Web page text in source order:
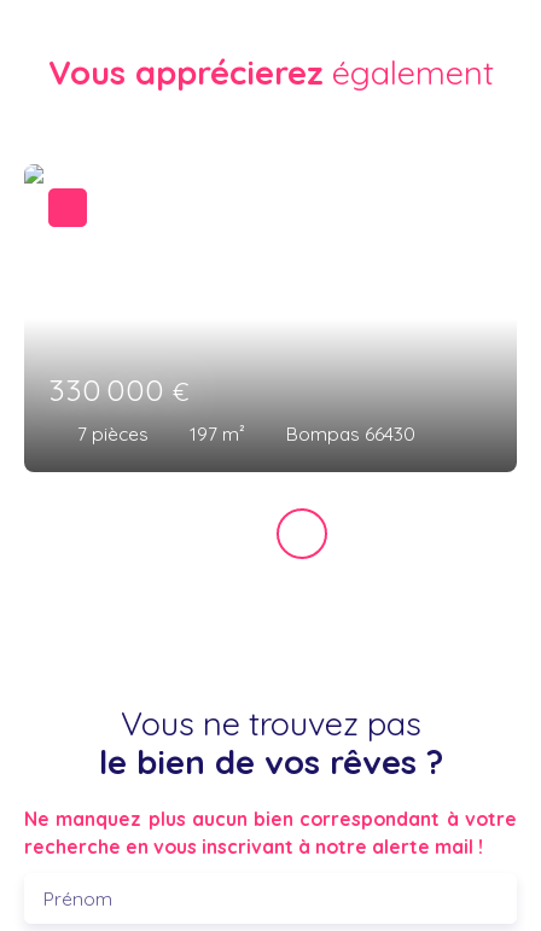
Vous apprécierez également
330 000€
7 pièces 197 m² Bompas 66430
Vous ne trouvez pas
le bien de vos rêves ?
Ne manquez plus aucun bien correspondant à votre
recherche en vous inscrivant à notre alerte mail !
Prénom